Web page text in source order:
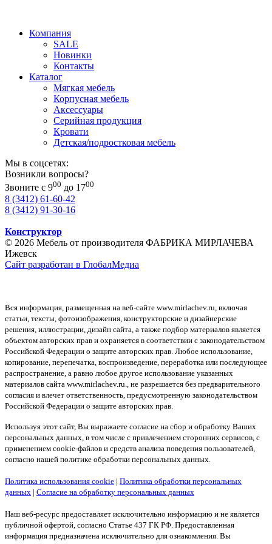
Компания
SALE
Новинки
Контакты
Каталог
Мягкая мебель
Корпусная мебель
Аксессуары
Серийная продукция
Кровати
Детская/подростковая мебель
Мы в соцсетях:
Возникли вопросы?
Звоните с 900 до 1700
8 (3412) 61-60-42
8 (3412) 91-30-16
Конструктор
© 2026 Мебель от производителя ФАБРИКА МИРЛАЧЕВА
Ижевск
Сайт разработан в ГлобалМедиа
Вся информация, размещенная на веб-сайте www.mirlachev.ru, включая
статьи, тексты, фотоизображения, конструкторские и дизайнерские
решения, иллюстрации, дизайн сайта, а также подбор материалов является
объектом авторских прав и охраняется в соответствии с законодательством
Российской Федерации о защите авторских прав. Любое использование,
копирование, перепечатка, воспроизведение, переработка или последующее
распространение, а равно любое другое использование указанных
материалов сайта www.mirlachev.ru., не разрешается без предварительного
согласия и влечет ответственность, предусмотренную законодательством
Российской Федерации о защите авторских прав.
Используя этот сайт, Вы выражаете согласие на сбор и обработку Ваших
персональных данных, в том числе с привлечением сторонних сервисов, с
применением cookie-файлов и средств анализа поведения пользователей,
согласно нашей политике обработки персональных данных.
Политика использования cookie | Политика обработки персональных
данных | Согласие на обработку персональных данных
Наш веб-ресурс предоставляет исключительно информацию и не является
публичной офертой, согласно Статье 437 ГК РФ. Предоставленная
информация предназначена исключительно для ознакомления. Вы